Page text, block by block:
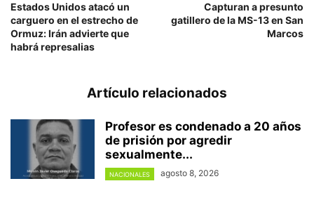
Estados Unidos atacó un
carguero en el estrecho de
Ormuz: Irán advierte que
habrá represalias
Capturan a presunto
gatillero de la MS-13 en San
Marcos
Artículo relacionados
Profesor es condenado a 20 años
de prisión por agredir
sexualmente...
NACIONALES agosto 8, 2026